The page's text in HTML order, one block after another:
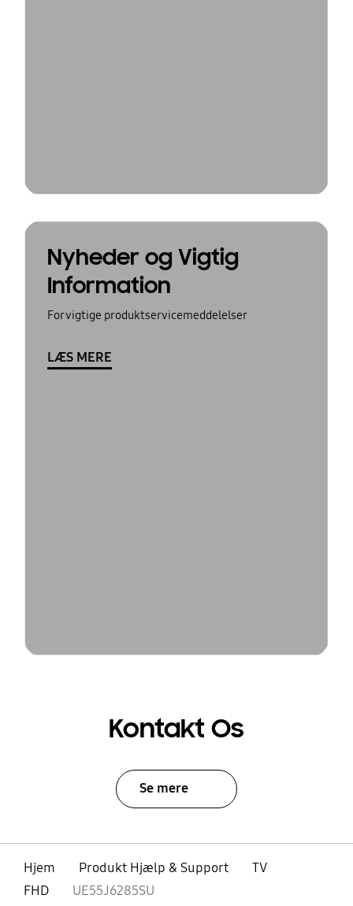
Nyheder og Vigtig
Information
For vigtige produktservicemeddelelser
LÆS MERE
Kontakt Os
Se mere
Hjem Produkt Hjælp & Support
TV
FHD
UE55J6285SU